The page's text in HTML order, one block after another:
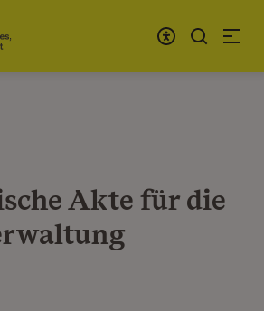
Akte für die